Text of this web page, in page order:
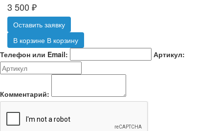
3 500 ₽
Оставить заявку
В корзине В корзину
Телефон или Email:
Артикул:
Комментарий: